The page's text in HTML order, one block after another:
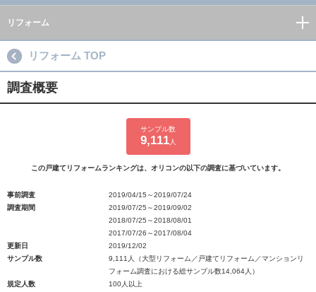
リフォーム
リフォーム TOP
調査概要
サンプル数
9,111人
この戸建てリフォームランキングは、オリコンの以下の調査に基づいています。
事前調査
2019/04/15～2019/07/24
調査期間
2019/07/25～2019/09/02
2018/07/25～2018/08/01
2017/07/26～2017/08/04
更新日
2019/12/02
サンプル数
9,111人（大型リフォーム／戸建てリフォーム／マンションリ
フォーム調査における総サンプル数14,064人）
規定人数
100人以上